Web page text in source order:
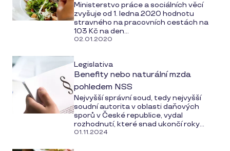
Ministerstvo práce a sociálních věcí
zvyšuje od 1. ledna 2020 hodnotu
stravného na pracovních cestách na
103 Kč na den...
02.01.2020
Legislativa
Benefity nebo naturální mzda
pohledem NSS
Nejvyšší správní soud, tedy nejvyšší
soudní autorita v oblasti daňových
sporů v České republice, vydal
rozhodnutí, které snad ukončí roky...
01.11.2024